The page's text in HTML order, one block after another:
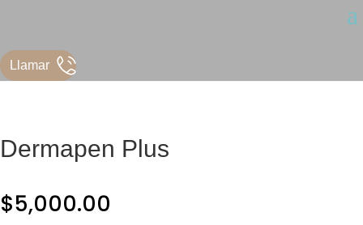
Llamar
Dermapen Plus
$5,000.00